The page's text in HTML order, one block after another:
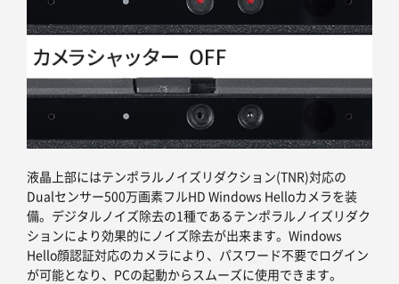
液晶上部にはテンポラルノイズリダクション(TNR)対応の
Dualセンサー500万画素フルHD Windows Helloカメラを装
備。デジタルノイズ除去の1種であるテンポラルノイズリダク
ションにより効果的にノイズ除去が出来ます。Windows
Hello顔認証対応のカメラにより、パスワード不要でログイン
が可能となり、PCの起動からスムーズに使用できます。